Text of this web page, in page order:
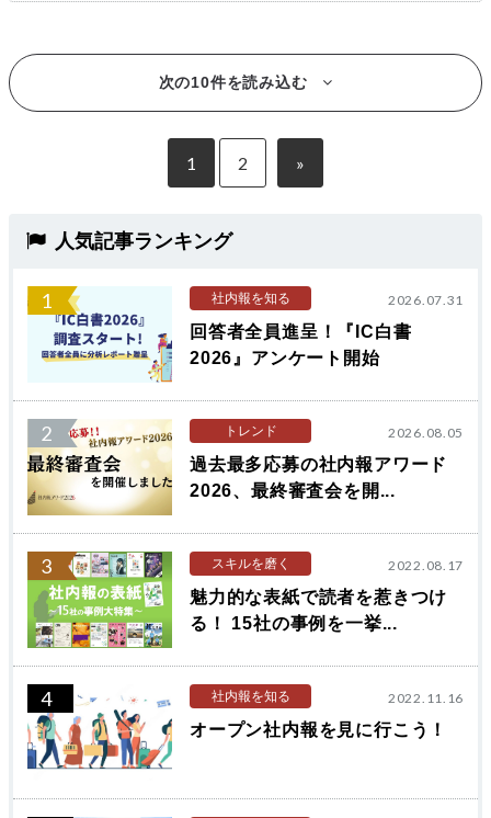
次の10件を読み込む
1 2 »
人気記事ランキング
1 社内報を知る 2026.07.31
回答者全員進呈！『IC白書
2026』アンケート開始
2 トレンド 2026.08.05
過去最多応募の社内報アワード
2026、最終審査会を開...
3 スキルを磨く 2022.08.17
魅力的な表紙で読者を惹きつけ
る！ 15社の事例を一挙...
4 社内報を知る 2022.11.16
オープン社内報を見に行こう！